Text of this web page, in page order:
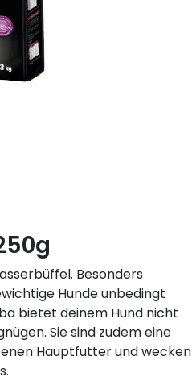
Besonders
Hunde unbedingt
bietet deinem Hund nicht
Sie sind zudem eine
Hauptfutter und wecken